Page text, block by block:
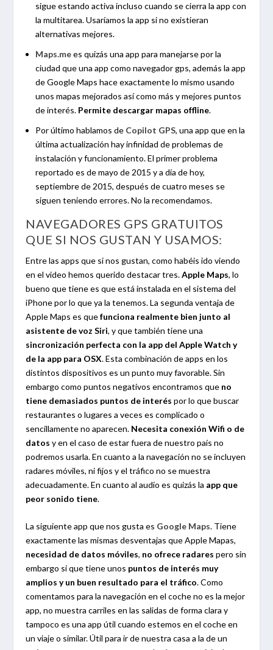
sigue estando activa incluso cuando se cierra la app con
la multitarea. Usaríamos la app si no existieran
alternativas mejores.
Maps.mees quizás una app para manejarse por la
ciudad que una app como navegador gps, además la app
de Google Maps hace exactamente lo mismo usando
unos mapas mejorados así como más y mejores puntos
de interés. Permite descargar mapas offline.
Por último hablamos de Copilot GPS, una app que en la
última actualización hay infinidad de problemas de
instalación y funcionamiento. El primer problema
reportado es de mayo de 2015 y a día de hoy,
septiembre de 2015, después de cuatro meses se
siguen teniendo errores. No la recomendamos.
NAVEGADORES GPS GRATUITOS
QUE SI NOS GUSTAN Y USAMOS:
Entre las apps que si nos gustan, como habéis ido viendo
en el video hemos querido destacar tres.Apple Maps, lo
bueno que tiene es que está instalada en el sistema del
iPhone por lo que ya la tenemos. La segunda ventaja de
Apple Maps es quefunciona realmente bien junto al
asistente de voz Siri, y que también tiene una
sincronización perfecta con la app del Apple Watch y
de la app para OSX. Esta combinación de apps en los
distintos dispositivos es un punto muy favorable. Sin
embargo como puntos negativos encontramos que no
tiene demasiados puntos de interés por lo que buscar
restaurantes o lugares a veces es complicado o
sencillamente no aparecen. Necesita conexión Wifi o de
datos y en el caso de estar fuera de nuestro país no
podremos usarla. En cuanto a la navegación no se incluyen
radares móviles, ni fijos y el tráfico no se muestra
adecuadamente. En cuanto al audio es quizás la app que
peor sonido tiene.
La siguiente app que nos gusta es Google Maps. Tiene
exactamente las mismas desventajas que Apple Mapas,
necesidad de datos móviles, no ofrece radares pero sin
embargo si que tiene unos puntos de interés muy
amplios y un buen resultado para el tráfico. Como
comentamos para la navegación en el coche no es la mejor
app, no muestra carriles en las salidas de forma clara y
tampoco es una app útil cuando estemos en el coche en
un viaje o similar. Útil para ir de nuestra casa a la de un